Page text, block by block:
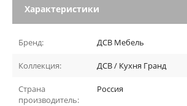
Характеристики
Бренд: ДСВ Мебель
Коллекция: ДСВ / Кухня Гранд
Страна
производитель:
Россия